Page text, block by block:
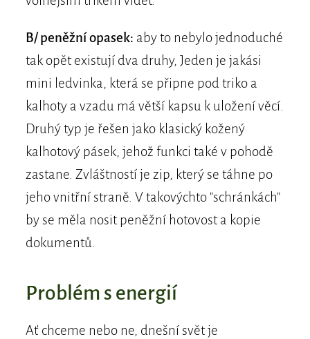
B/ peněžní opasek: aby to nebylo jednoduché
tak opět existují dva druhy, Jeden je jakási
mini ledvinka, která se připne pod triko a
kalhoty a vzadu má větší kapsu k uložení věcí.
Druhý typ je řešen jako klasický kožený
kalhotový pásek, jehož funkci také v pohodě
zastane. Zvláštností je zip, který se táhne po
jeho vnitřní straně. V takovýchto "schránkách"
by se měla nosit peněžní hotovost a kopie
dokumentů.
Problém s energií
Ať chceme nebo ne, dnešní svět je